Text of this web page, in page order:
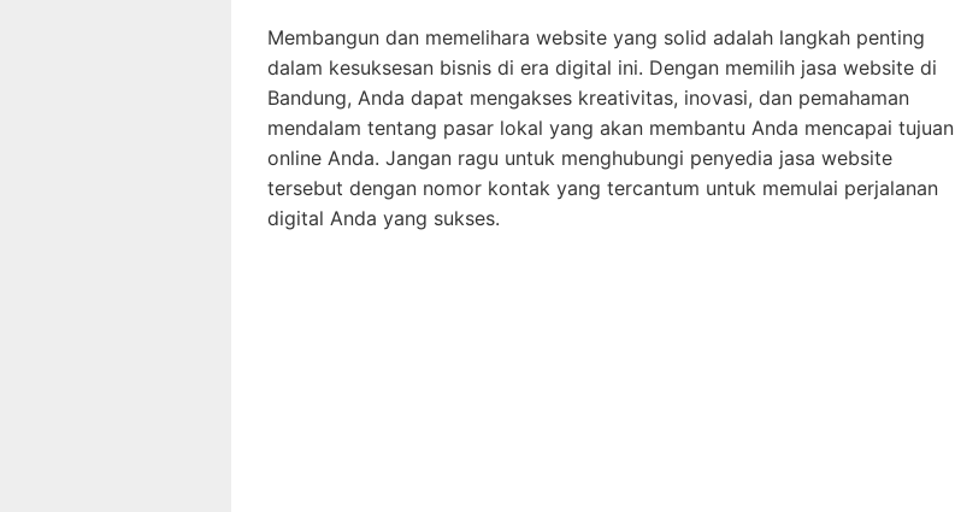
Membangun dan memelihara website yang solid adalah langkah penting
dalam kesuksesan bisnis di era digital ini. Dengan memilih jasa website di
Bandung, Anda dapat mengakses kreativitas, inovasi, dan pemahaman
mendalam tentang pasar lokal yang akan membantu Anda mencapai tujuan
online Anda. Jangan ragu untuk menghubungi penyedia jasa website
tersebut dengan nomor kontak yang tercantum untuk memulai perjalanan
digital Anda yang sukses.